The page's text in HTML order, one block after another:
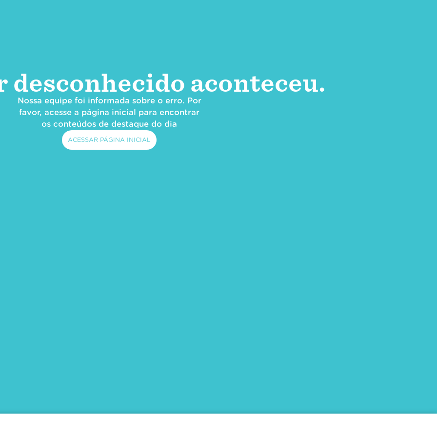
desconhecido aconteceu.
Nossa equipe foi informada sobre o erro. Por
favor, acesse a página inicial para encontrar
os conteúdos de destaque do dia
ACESSAR PÁGINA INICIAL